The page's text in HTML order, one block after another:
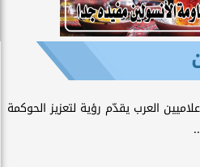
العرب يقدّم رؤية لتعزيز الحوكمة